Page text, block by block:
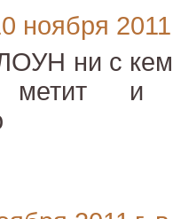
ноября
ни с кем
и